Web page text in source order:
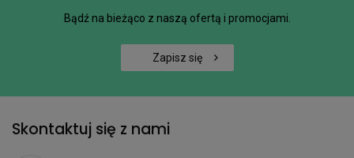
Bądź na bieżąco z naszą ofertą i promocjami.
Zapisz się
Skontaktuj się z nami